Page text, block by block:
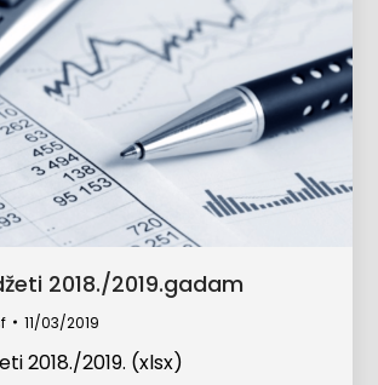
2018./2019.gadam
11/03/2019
2018./2019. (xlsx)